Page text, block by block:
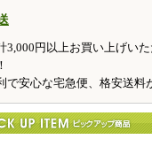
3,000円以上お買い上げい
で安心な宅急便、格安送料